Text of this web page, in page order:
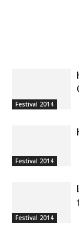
Festival 2014
Festival 2014
Festival 2014